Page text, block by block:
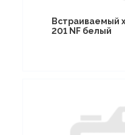
Встраиваемый
201 NF белый